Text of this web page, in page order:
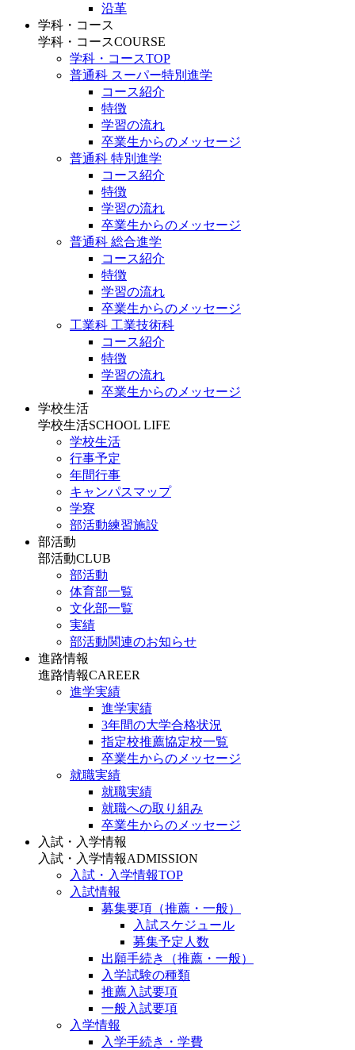
沿革
学科・コース
学科・コースCOURSE
学科・コースTOP
普通科 スーパー特別進学
コース紹介
特徴
学習の流れ
卒業生からのメッセージ
普通科 特別進学
コース紹介
特徴
学習の流れ
卒業生からのメッセージ
普通科 総合進学
コース紹介
特徴
学習の流れ
卒業生からのメッセージ
工業科 工業技術科
コース紹介
特徴
学習の流れ
卒業生からのメッセージ
学校生活
学校生活SCHOOL LIFE
学校生活
行事予定
年間行事
キャンパスマップ
学寮
部活動練習施設
部活動
部活動CLUB
部活動
体育部一覧
文化部一覧
実績
部活動関連のお知らせ
進路情報
進路情報CAREER
進学実績
進学実績
3年間の大学合格状況
指定校推薦協定校一覧
卒業生からのメッセージ
就職実績
就職実績
就職への取り組み
卒業生からのメッセージ
入試・入学情報
入試・入学情報ADMISSION
入試・入学情報TOP
入試情報
募集要項（推薦・一般）
入試スケジュール
募集予定人数
出願手続き（推薦・一般）
入学試験の種類
推薦入試要項
一般入試要項
入学情報
入学手続き・学費